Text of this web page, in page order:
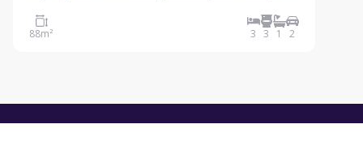
com closet, varanda e suíte bancada de mármore,
armário, piso em porcelanato; 01 banho, box blindex
88m² 3 3 1 2